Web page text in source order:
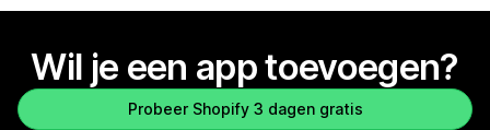
Wil je een app toevoegen?
Probeer Shopify 3 dagen gratis